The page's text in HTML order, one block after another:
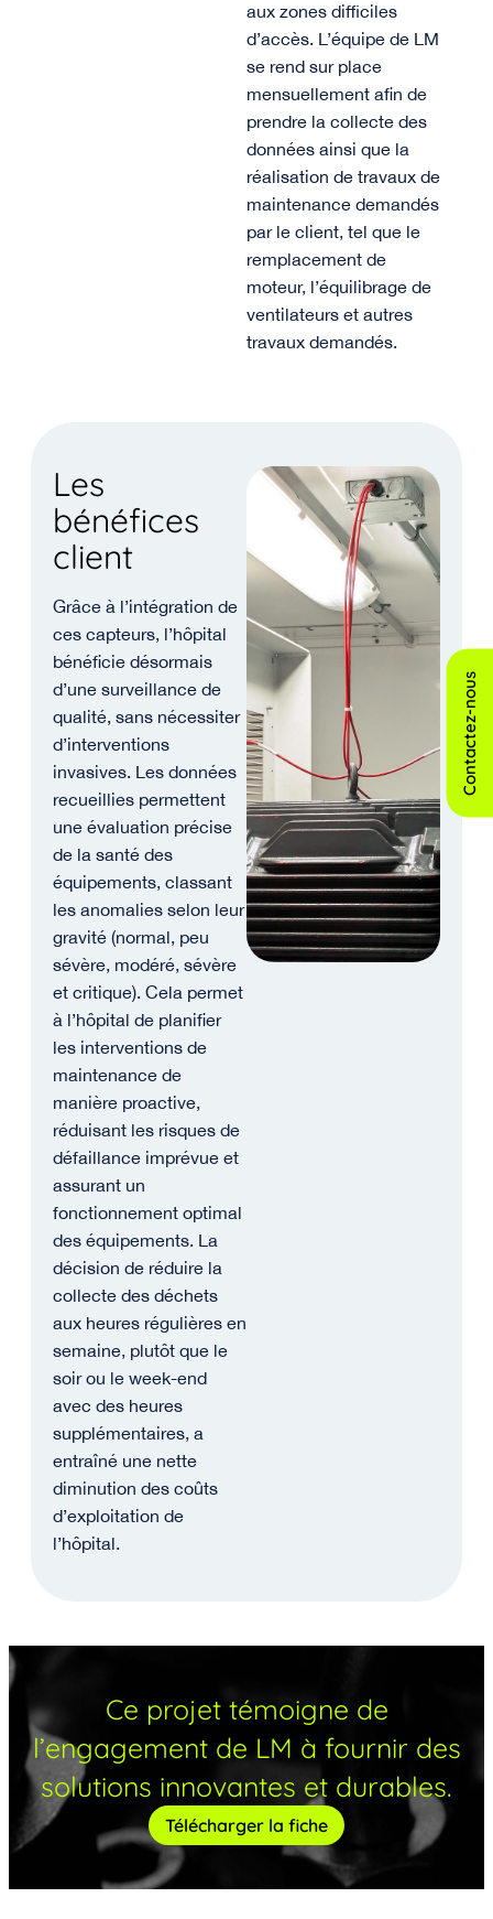
aux zones difficiles
d’accès. L’équipe de LM
se rend sur place
mensuellement afin de
prendre la collecte des
données ainsi que la
réalisation de travaux de
maintenance demandés
par le client, tel que le
remplacement de
moteur, l’équilibrage de
ventilateurs et autres
travaux demandés.
Les
bénéfices
client
Grâce à l’intégration de
ces capteurs, l’hôpital
bénéficie désormais
d’une surveillance de
qualité, sans nécessiter
d’interventions
invasives. Les données
recueillies permettent
une évaluation précise
de la santé des
équipements, classant
les anomalies selon leur
gravité (normal, peu
sévère, modéré, sévère
et critique). Cela permet
à l’hôpital de planifier
les interventions de
maintenance de
manière proactive,
réduisant les risques de
défaillance imprévue et
assurant un
fonctionnement optimal
des équipements. La
décision de réduire la
collecte des déchets
aux heures régulières en
semaine, plutôt que le
soir ou le week-end
avec des heures
supplémentaires, a
entraîné une nette
diminution des coûts
d’exploitation de
l’hôpital.
Ce projet témoigne de
l’engagement de LM à fournir des
solutions innovantes et durables.
Télécharger la fiche
Contactez-nous